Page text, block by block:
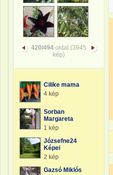
420/494 oldal (3945
kép)
Cilike mama
4 kép
Sorban
Margareta
1 kép
Józsefne24
Képei
2 kép
Gazsó Miklós